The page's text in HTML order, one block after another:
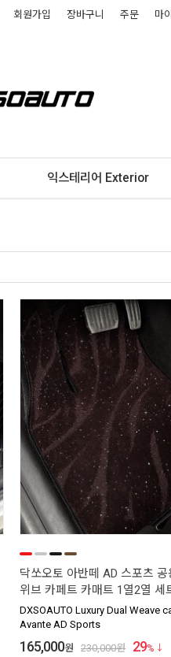
회원가입 장바구니 주문 마
익스테리어 Exterior
닥쏘오토 아반떼 AD 스포츠
위브 카페트 카매트 1열2열 세
DXSOAUTO Luxury Dual Weave
Avante AD Sports
165,000원 230,000원 29%